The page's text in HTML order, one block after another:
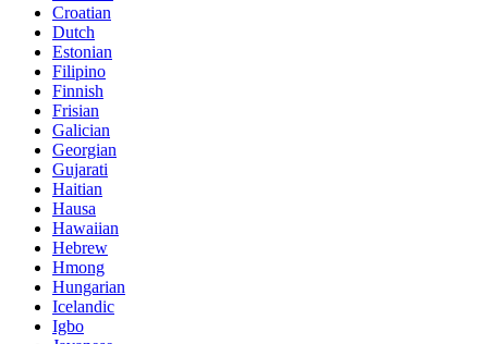
Croatian
Dutch
Estonian
Filipino
Finnish
Frisian
Galician
Georgian
Gujarati
Haitian
Hausa
Hawaiian
Hebrew
Hmong
Hungarian
Icelandic
Igbo